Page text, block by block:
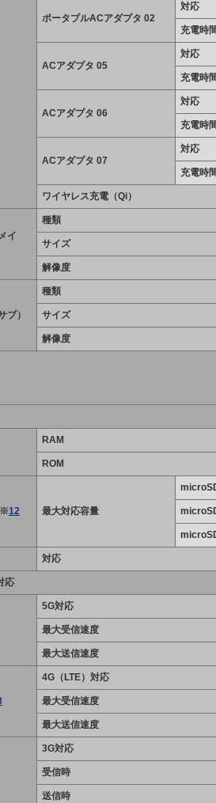
ポータブルACアダプタ 02
対応
充電時
ACアダプタ 05
対応
充電時
ACアダプタ 06
対応
充電時
ACアダプタ 07
対応
充電時
ワイヤレス充電（Qi）
イ
種類
サイズ
解像度
ブ）
種類
サイズ
解像度
RAM
ROM
※12 最大対応容量
対応
応
5G対応
最大受信速度
最大送信速度
4G（LTE）対応
最大受信速度
最大送信速度
3G対応
受信時
送信時